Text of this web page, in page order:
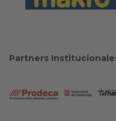
Partners